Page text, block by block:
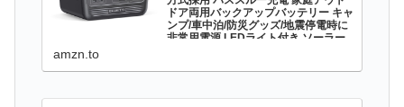
ドア両用バックアップバッテリー キャ
ンプ/車中泊/防災グッズ/地震停電時に
非常用電源 LEDライト付き ソーラー
Amazon.co.jp: BLUETTI ポータブル電源
amzn.to